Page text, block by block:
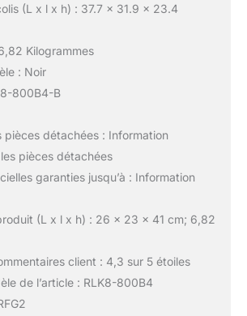
(L x l x h) : 37.7 x 31.9 x 23.4
Kilogrammes
: Noir
800B4-B
pièces détachées : Information
pièces détachées
garanties jusqu’à : Information
(L x l x h) : 26 x 23 x 41 cm; 6,82
client : 4,3 sur 5 étoiles
de l’article : RLK8-800B4